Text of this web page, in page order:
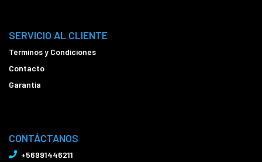
SERVICIO AL CLIENTE
Términos y Condiciones
Contacto
Garantía
CONTÁCTANOS
+56991446211